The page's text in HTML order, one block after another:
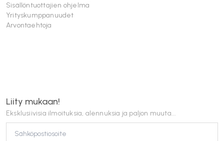
Sisällöntuottajien ohjelma
Yrityskumppanuudet
Arvontaehtoja
Liity mukaan!
Eksklusiivisia ilmoituksia, alennuksia ja paljon muuta...